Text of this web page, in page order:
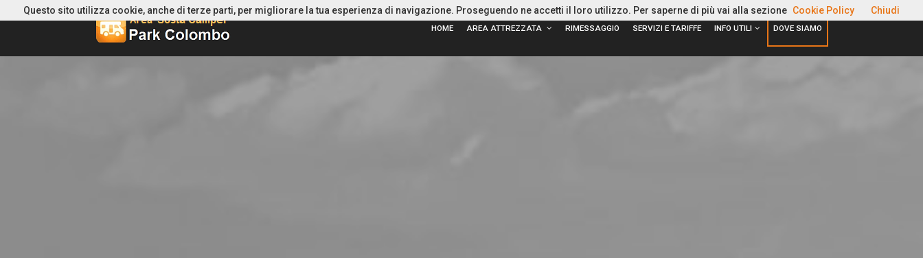
HOME AREA ATTREZZATA RIMESSAGGIO SERVIZI E TARIFFE INFO UTILI DOVE SIAMO
Questo sito utilizza cookie, anche di terze parti, per migliorare la tua esperienza di navigazione. Proseguendo ne accetti il loro utilizzo. Per saperne di più vai alla sezione Cookie Policy Chiudi